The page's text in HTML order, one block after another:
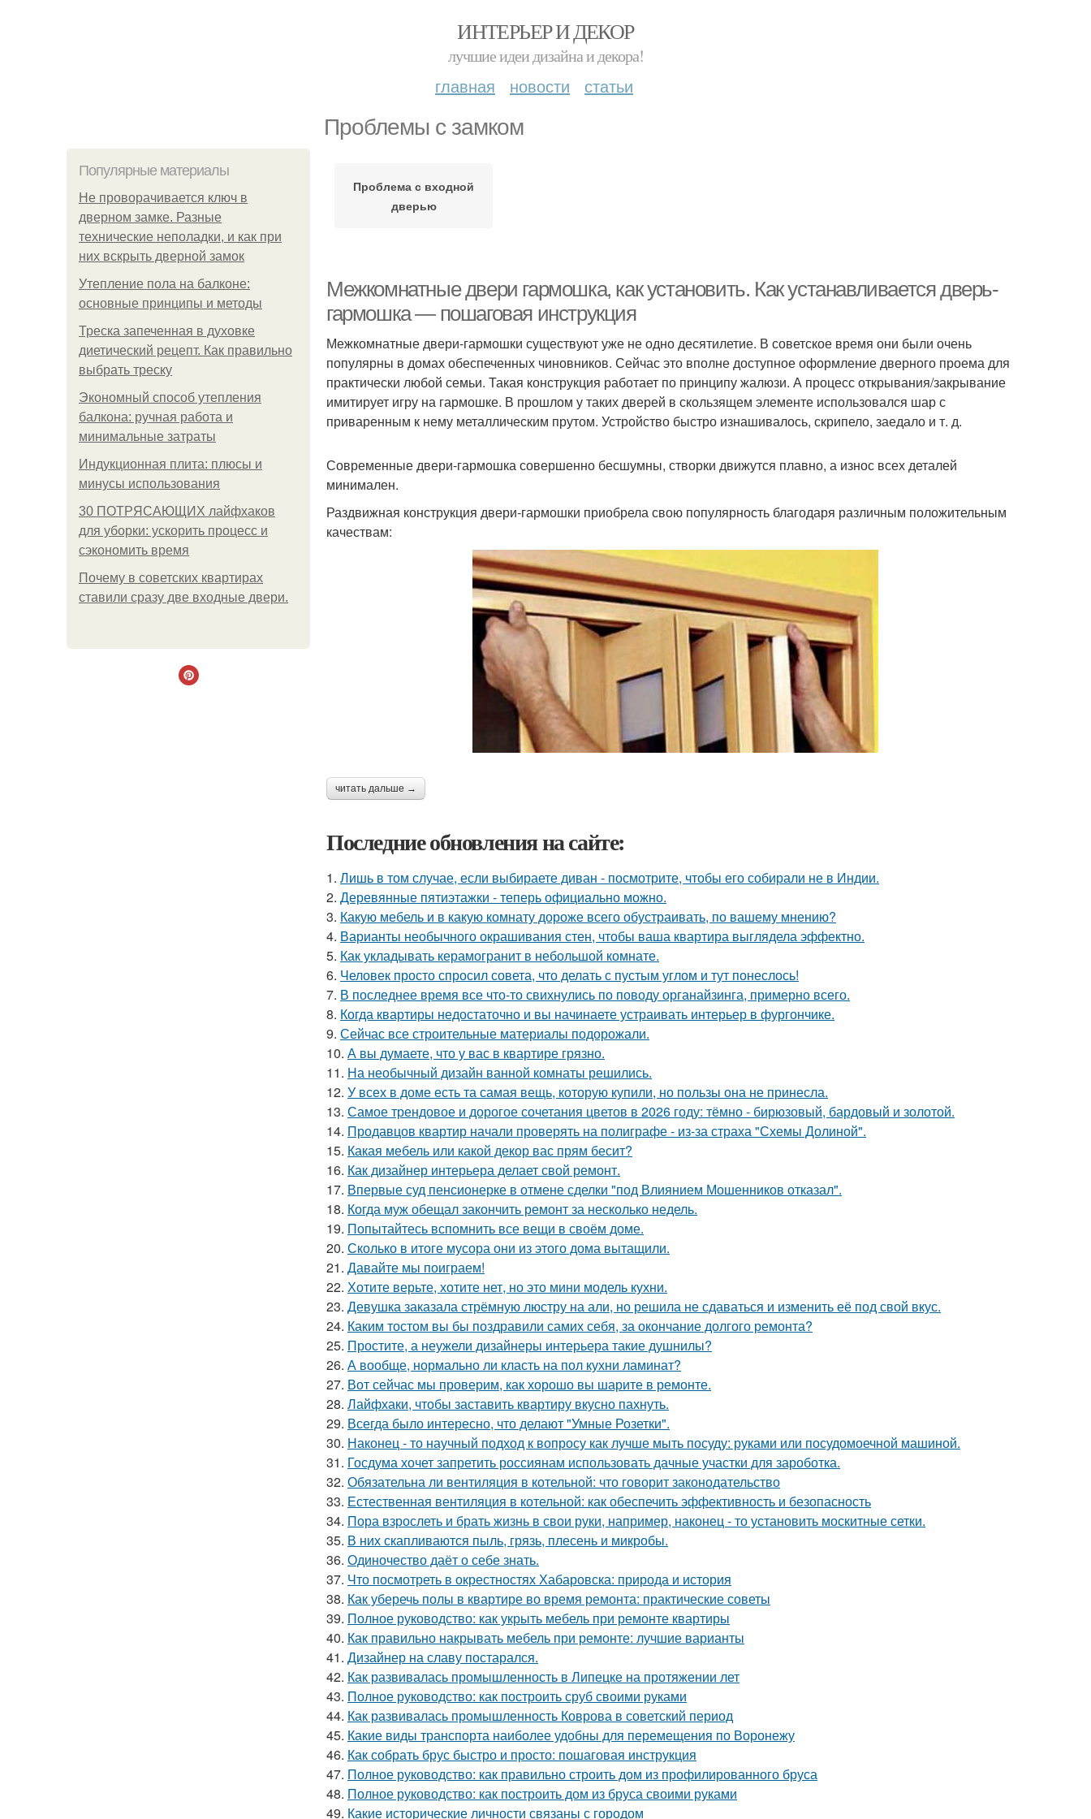
ИНТЕРЬЕР И ДЕКОР
лучшие идеи дизайна и декора!
главная новости статьи
Проблемы с замком
Популярные материалы
Не проворачивается ключ в
дверном замке. Разные
технические неполадки, и как при
них вскрыть дверной замок
Утепление пола на балконе:
основные принципы и методы
Треска запеченная в духовке
диетический рецепт. Как правильно
выбрать треску
Экономный способ утепления
балкона: ручная работа и
минимальные затраты
Индукционная плита: плюсы и
минусы использования
30 ПОТРЯСАЮЩИХ лайфхаков
для уборки: ускорить процесс и
сэкономить время
Почему в советских квартирах
ставили сразу две входные двери.
Проблема с входной
дверью
Межкомнатные двери гармошка, как установить. Как устанавливается дверь-
гармошка — пошаговая инструкция
Межкомнатные двери-гармошки существуют уже не одно десятилетие. В советское время они были очень
популярны в домах обеспеченных чиновников. Сейчас это вполне доступное оформление дверного проема для
практически любой семьи. Такая конструкция работает по принципу жалюзи. А процесс открывания/закрывание
имитирует игру на гармошке. В прошлом у таких дверей в скользящем элементе использовался шар с
приваренным к нему металлическим прутом. Устройство быстро изнашивалось, скрипело, заедало и т. д.
Современные двери-гармошка совершенно бесшумны, створки движутся плавно, а износ всех деталей
минимален.
Раздвижная конструкция двери-гармошки приобрела свою популярность благодаря различным положительным
качествам:
читать дальше →
Последние обновления на сайте:
1. Лишь в том случае, если выбираете диван - посмотрите, чтобы его собирали не в Индии.
2. Деревянные пятиэтажки - теперь официально можно.
3. Какую мебель и в какую комнату дороже всего обустраивать, по вашему мнению?
4. Варианты необычного окрашивания стен, чтобы ваша квартира выглядела эффектно.
5. Как укладывать керамогранит в небольшой комнате.
6. Человек просто спросил совета, что делать с пустым углом и тут понеслось!
7. В последнее время все что-то свихнулись по поводу органайзинга, примерно всего.
8. Когда квартиры недостаточно и вы начинаете устраивать интерьер в фургончике.
9. Сейчас все строительные материалы подорожали.
10. А вы думаете, что у вас в квартире грязно.
11. На необычный дизайн ванной комнаты решились.
12. У всех в доме есть та самая вещь, которую купили, но пользы она не принесла.
13. Самое трендовое и дорогое сочетания цветов в 2026 году: тёмно - бирюзовый, бардовый и золотой.
14. Продавцов квартир начали проверять на полиграфе - из-за страха "Схемы Долиной".
15. Какая мебель или какой декор вас прям бесит?
16. Как дизайнер интерьера делает свой ремонт.
17. Впервые суд пенсионерке в отмене сделки "под Влиянием Мошенников отказал".
18. Когда муж обещал закончить ремонт за несколько недель.
19. Попытайтесь вспомнить все вещи в своём доме.
20. Сколько в итоге мусора они из этого дома вытащили.
21. Давайте мы поиграем!
22. Хотите верьте, хотите нет, но это мини модель кухни.
23. Девушка заказала стрёмную люстру на али, но решила не сдаваться и изменить её под свой вкус.
24. Каким тостом вы бы поздравили самих себя, за окончание долгого ремонта?
25. Простите, а неужели дизайнеры интерьера такие душнилы?
26. А вообще, нормально ли класть на пол кухни ламинат?
27. Вот сейчас мы проверим, как хорошо вы шарите в ремонте.
28. Лайфхаки, чтобы заставить квартиру вкусно пахнуть.
29. Всегда было интересно, что делают "Умные Розетки".
30. Наконец - то научный подход к вопросу как лучше мыть посуду: руками или посудомоечной машиной.
31. Госдума хочет запретить россиянам использовать дачные участки для зароботка.
32. Обязательна ли вентиляция в котельной: что говорит законодательство
33. Естественная вентиляция в котельной: как обеспечить эффективность и безопасность
34. Пора взрослеть и брать жизнь в свои руки, например, наконец - то установить москитные сетки.
35. В них скапливаются пыль, грязь, плесень и микробы.
36. Одиночество даёт о себе знать.
37. Что посмотреть в окрестностях Хабаровска: природа и история
38. Как уберечь полы в квартире во время ремонта: практические советы
39. Полное руководство: как укрыть мебель при ремонте квартиры
40. Как правильно накрывать мебель при ремонте: лучшие варианты
41. Дизайнер на славу постарался.
42. Как развивалась промышленность в Липецке на протяжении лет
43. Полное руководство: как построить сруб своими руками
44. Как развивалась промышленность Коврова в советский период
45. Какие виды транспорта наиболее удобны для перемещения по Воронежу
46. Как собрать брус быстро и просто: пошаговая инструкция
47. Полное руководство: как правильно строить дом из профилированного бруса
48. Полное руководство: как построить дом из бруса своими руками
49. Какие исторические личности связаны с городом